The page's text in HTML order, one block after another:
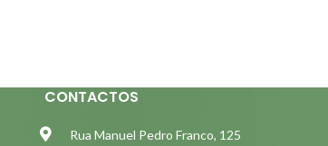
CONTACTOS
Rua Manuel Pedro Franco, 125